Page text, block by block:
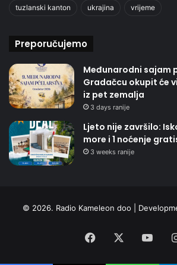
tuzlanski kanton ukrajina vrijeme
Preporučujemo
Međunarodni sajam
Gradačcu okupit će
iz pet zemalja
3 days ranije
Ljeto nije završilo:
more i 1 noćenje
3 weeks ranije
© 2026. Radio Kameleon doo |
Facebook